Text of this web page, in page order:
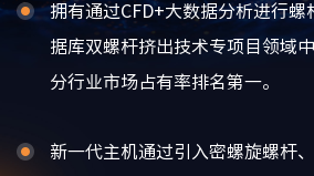
拥有通过CFD+大数据分析进行螺
据库双螺杆挤出技术专项目领域
分行业市场占有率排名第一。
新一代主机通过引入密螺旋螺杆